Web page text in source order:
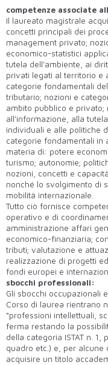
competenze associate
Il laureato magistrale
concetti principali dei
management privato;
economico-statistici
tutela dell'ambiente, ai
privati legati al territorio e
categorie fondamentali
tributario; nozioni e
ambito pubblico e
all'informazione, alla
individuali e alle politiche
categorie fondamentali in
materia di: potere
turismo; autonomie;
nozioni, concetti e
nonché lo svolgimento di
mobilità internazionale.
Tutto ciò fornisce
operativo e di
amministrazione affari
economico-finanziaria;
tributi; valutazione e
realizzazione di progetti
fondi europei e
sbocchi professionali:
Gli sbocchi occupazionali
Corso di laurea rientrano
“professioni intellettuali,
ferma restando la
della categoria ISTAT n.
quadro etc.) e, per alcune
acquisire un titolo